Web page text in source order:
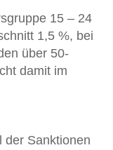
15 – 24
1,5 %, bei
über 50-
damit im
der Sanktionen